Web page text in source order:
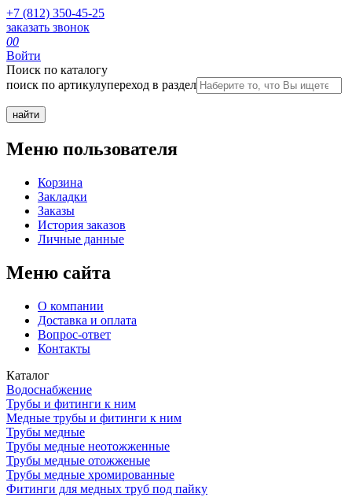
+7 (812) 350-45-25
заказать звонок
00
Войти
Поиск по каталогу
поиск по артикулупереход в раздел
Меню пользователя
Корзина
Закладки
Заказы
История заказов
Личные данные
Меню сайта
О компании
Доставка и оплата
Вопрос-ответ
Контакты
Каталог
Водоснабжение
Трубы и фитинги к ним
Медные трубы и фитинги к ним
Трубы медные
Трубы медные неотожженные
Трубы медные отожженые
Трубы медные хромированные
Фитинги для медных труб под пайку